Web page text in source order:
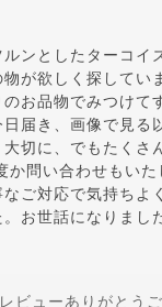
ンとしたターコイ
が欲しく探してい
お品物でみつけて
届き、画像で見る
切に、でもたくさ
か問い合わせもいた
ご対応で気持ちよ
お世話になりまし
ビューありがとうご